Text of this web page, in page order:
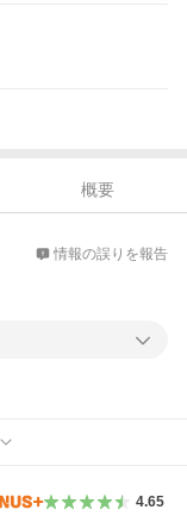
概要
情報の誤りを報告
4.65